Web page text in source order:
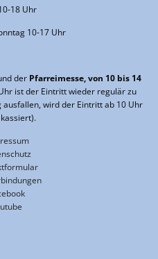
18 Uhr
10-17 Uhr
der Pfarreimesse, von 10 bis 14
ist der Eintritt wieder regulär zu
wird der Eintritt ab 10 Uhr